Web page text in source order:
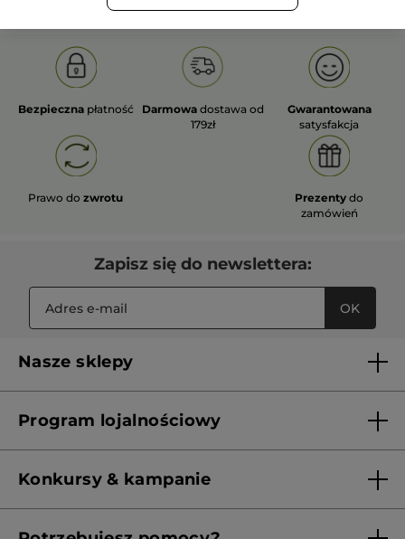
Bezpieczna płatność Darmowa dostawa od
179zł
Gwarantowana
satysfakcja
Prawo dozwrotu Prezenty do
zamówień
Zapisz się do newslettera:
OK
Nasze sklepy
Franczyza
Program lojalnościowy
Konkursy & kampanie